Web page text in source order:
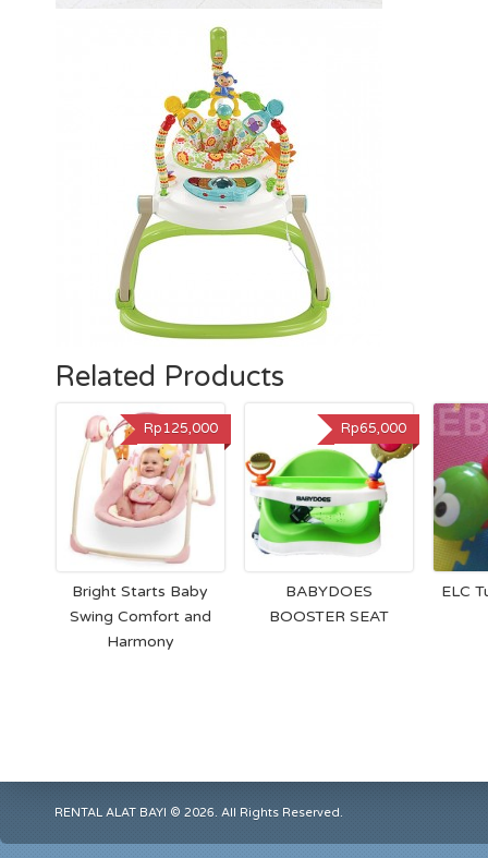
Related Products
Bright Starts Baby
Swing Comfort and
Harmony
Rp125,000
BABYDOES
BOOSTER SEAT
Rp65,000
ELC
RENTAL ALAT BAYI © 2026. All Rights Reserved.